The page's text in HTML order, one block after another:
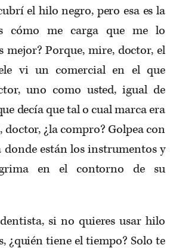
el hilo negro, pero esa es la
cómo me carga que me lo
mejor? Porque, mire, doctor, el
vi un comercial en el que
uno como usted, igual de
decía que tal o cual marca era
doctor, ¿la compro? Golpea con
donde están los instrumentos y
en el contorno de su
si no quieres usar hilo
¿quién tiene el tiempo? Solo te